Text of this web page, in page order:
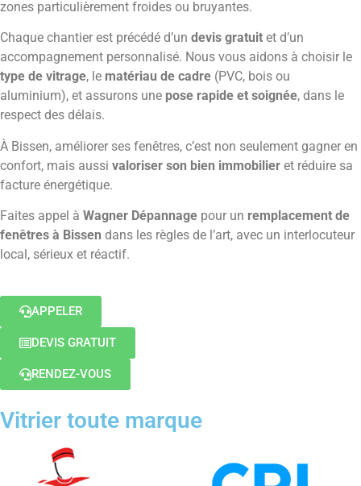
zones particulièrement froides ou bruyantes.
Chaque chantier est précédé d’un devis gratuit et d’un
accompagnement personnalisé. Nous vous aidons à choisir le
type de vitrage, le matériau de cadre (PVC, bois ou
aluminium), et assurons une pose rapide et soignée, dans le
respect des délais.
À Bissen, améliorer ses fenêtres, c’est non seulement gagner en
confort, mais aussi valoriser son bien immobilier et réduire sa
facture énergétique.
Faites appel à Wagner Dépannage pour un remplacement de
fenêtres à Bissen dans les règles de l’art, avec un interlocuteur
local, sérieux et réactif.
APPELER
DEVIS GRATUIT
RENDEZ-VOUS
Vitrier toute marque